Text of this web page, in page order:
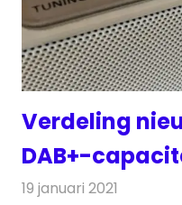
Verdeling
DAB+-
19 januari 2021